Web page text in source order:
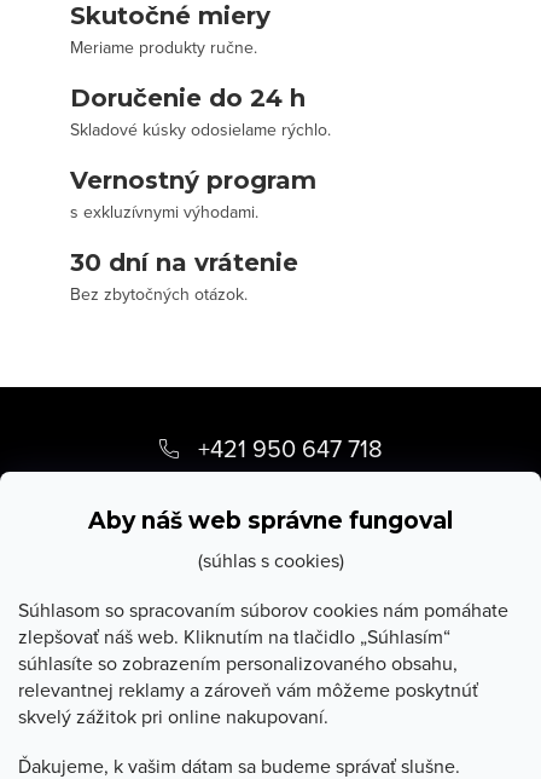
Aby náš web správne fungoval
(súhlas s cookies)
Súhlasom so spracovaním súborov cookies nám pomáhate
zlepšovať náš web. Kliknutím na tlačidlo „Súhlasím“
súhlasíte so zobrazením personalizovaného obsahu,
relevantnej reklamy a zároveň vám môžeme poskytnúť
skvelý zážitok pri online nakupovaní.
Ďakujeme, k vašim dátam sa budeme správať slušne.
Skutočné miery
Meriame produkty ručne.
Doručenie do 24 h
Skladové kúsky odosielame rýchlo.
Vernostný program
s exkluzívnymi výhodami.
30 dní na vrátenie
Bez zbytočných otázok.
p
+421 950 647 718
O Stevula